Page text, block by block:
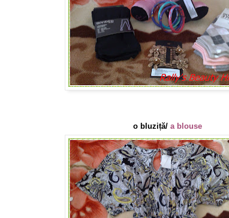
o bluziță/ a blouse